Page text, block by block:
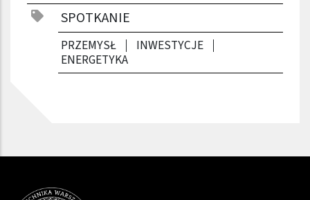
SPOTKANIE
PRZEMYSŁ
INWESTYCJE
ENERGETYKA